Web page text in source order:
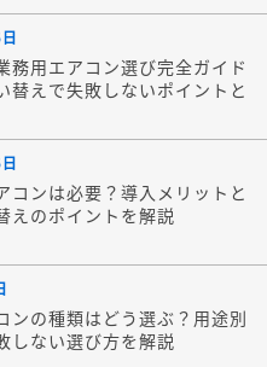
務用エアコン選び完全ガイド
替えで失敗しないポイントと
コンは必要？導入メリットと
えのポイントを解説
ンの種類はどう選ぶ？用途別
しない選び方を解説